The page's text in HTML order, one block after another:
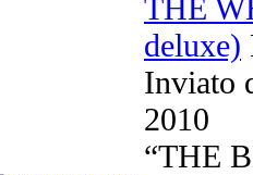
THE
deluxe)
Inviato
2010
“THE